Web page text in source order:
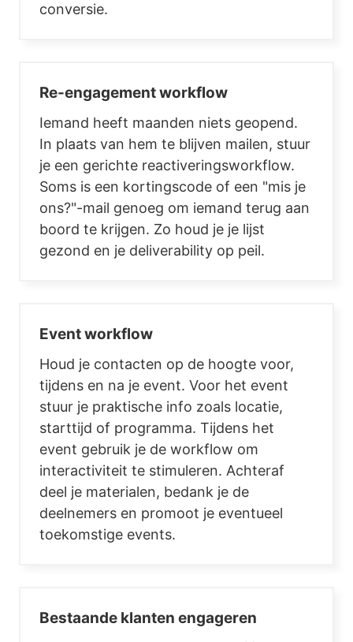
conversie.
Re-engagement workflow
Iemand heeft maanden niets geopend.
In plaats van hem te blijven mailen, stuur
je een gerichte reactiveringsworkflow.
Soms is een kortingscode of een "mis je
ons?"-mail genoeg om iemand terug aan
boord te krijgen. Zo houd je je lijst
gezond en je deliverability op peil.
Event workflow
Houd je contacten op de hoogte voor,
tijdens en na je event. Voor het event
stuur je praktische info zoals locatie,
starttijd of programma. Tijdens het
event gebruik je de workflow om
interactiviteit te stimuleren. Achteraf
deel je materialen, bedank je de
deelnemers en promoot je eventueel
toekomstige events.
Bestaande klanten engageren